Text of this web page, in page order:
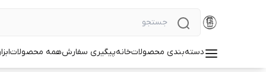
دسته‌بندی محصولاتخانهپیگیری سفارشهمه محصولات